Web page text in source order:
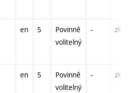
en 5
Povinně
volitelný
- zk
en 5
Povinně
volitelný
- zk